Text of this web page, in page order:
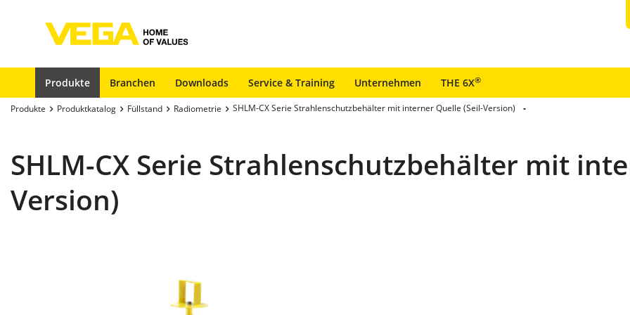
Produkte Branchen Downloads Service & Training Unternehmen THE 6X®
Produkte Produktkatalog Füllstand Radiometrie SHLM-CX Serie Strahlenschutzbehälter mit interner Quelle (Seil-Version)
SHLM-CX Serie Strahlenschutzbehälter mit
Version)